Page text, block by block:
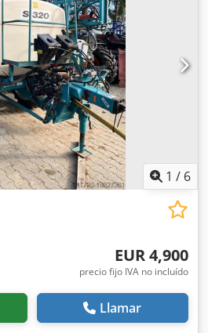
1 / 6
EUR 4,900
precio fijo IVA no incluído
Llamar